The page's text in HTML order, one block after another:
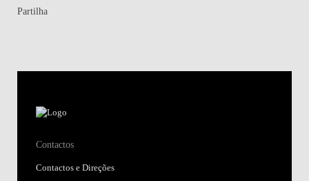
Partilha
Contactos
Contactos e Direções